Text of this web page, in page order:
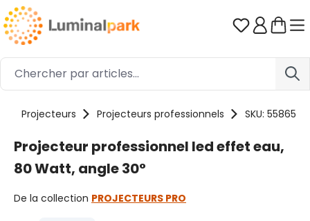
Passer au contenu principal Vous avez
Projecteurs Projecteurs professionnels SKU: 55865
Projecteur professionnel led effet eau,
80 Watt, angle 30°
De la collection PROJECTEURS PRO